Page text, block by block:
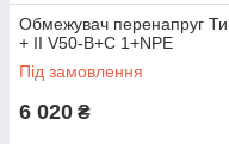
Обмежувач перенапруг
+ II V50-B+C 1+NPE
Під замовлення
6 020 ₴